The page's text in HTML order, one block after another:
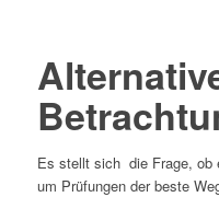
Es stellt sich die Frage, ob
um Prüfungen der beste